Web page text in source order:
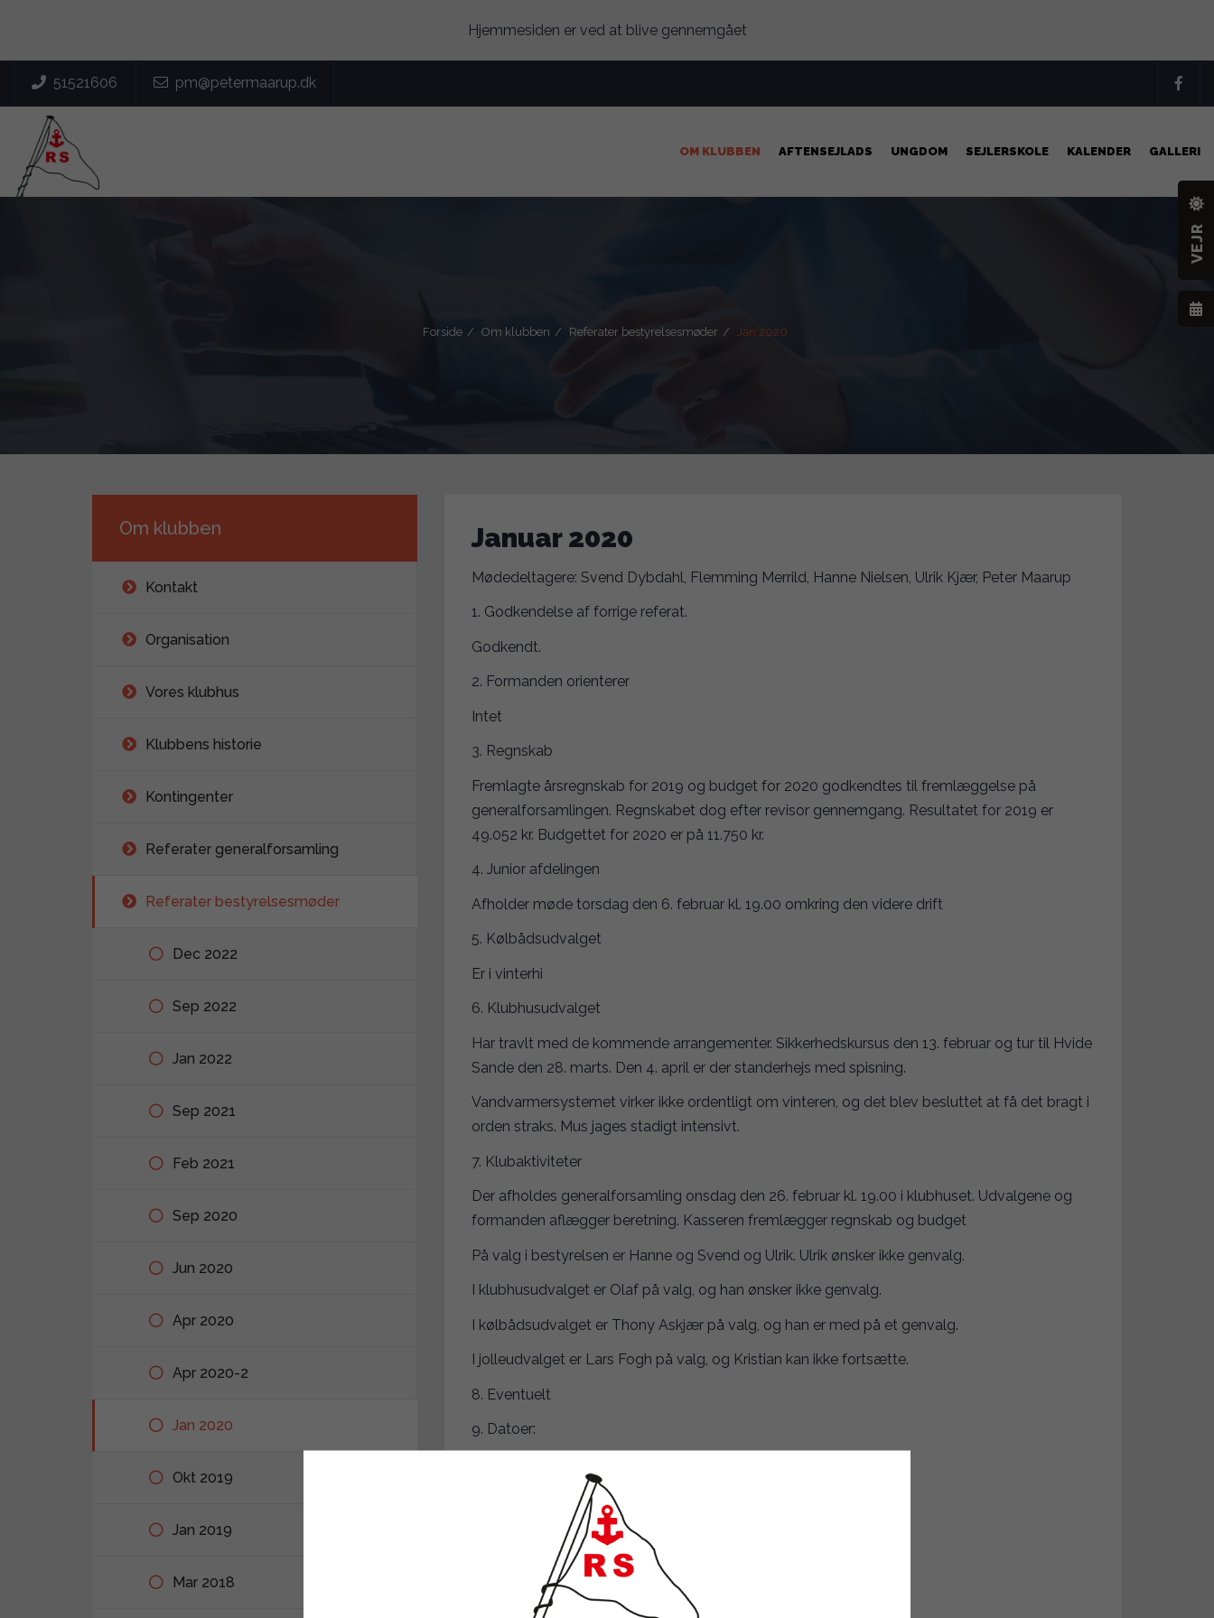
Hjemmesiden er ved at blive gennemgået
 51521606 pm@petermaarup.dk
OM KLUBBEN AFTENSEJLADS UNGDOM SEJLERSKOLE KALENDER GALLERI
Forside Om klubben Referater bestyrelsesmøder Jan 2020
Om klubben
Kontakt
Organisation
Vores klubhus
Klubbens historie
Kontingenter
Referater generalforsamling
Referater bestyrelsesmøder
Dec 2022
Sep 2022
Jan 2022
Sep 2021
Feb 2021
Sep 2020
Jun 2020
Apr 2020
Apr 2020-2
Jan 2020
Okt 2019
Jan 2019
Mar 2018
Januar 2020
Mødedeltagere: Svend Dybdahl, Flemming Merrild, Hanne Nielsen, Ulrik Kjær, Peter Maarup
1. Godkendelse af forrige referat.
Godkendt.
2. Formanden orienterer
Intet
3. Regnskab
Fremlagte årsregnskab for 2019 og budget for 2020 godkendtes til fremlæggelse på
generalforsamlingen. Regnskabet dog efter revisor gennemgang. Resultatet for 2019 er
49.052 kr. Budgettet for 2020 er på 11.750 kr.
4. Junior afdelingen
Afholder møde torsdag den 6. februar kl. 19.00 omkring den videre drift
5. Kølbådsudvalget
Er i vinterhi
6. Klubhusudvalget
Har travlt med de kommende arrangementer. Sikkerhedskursus den 13. februar og tur til Hvide
Sande den 28. marts. Den 4. april er der standerhejs med spisning.
Vandvarmersystemet virker ikke ordentligt om vinteren, og det blev besluttet at få det bragt i
orden straks. Mus jages stadigt intensivt.
7. Klubaktiviteter
Der afholdes generalforsamling onsdag den 26. februar kl. 19.00 i klubhuset. Udvalgene og
formanden aflægger beretning. Kasseren fremlægger regnskab og budget
På valg i bestyrelsen er Hanne og Svend og Ulrik. Ulrik ønsker ikke genvalg.
I klubhusudvalget er Olaf på valg, og han ønsker ikke genvalg.
I kølbådsudvalget er Thony Askjær på valg, og han er med på et genvalg.
I jolleudvalget er Lars Fogh på valg, og Kristian kan ikke fortsætte.
8. Eventuelt
9. Datoer:
13. februar Sikkerhedskursus
28. marts tur til Hvide Sande
4. april Standerhejsning med spisning
VEJR